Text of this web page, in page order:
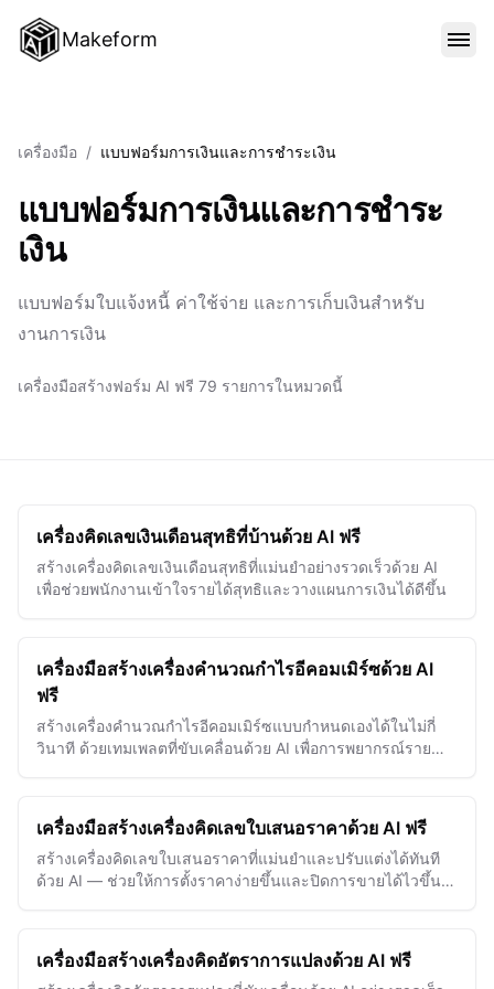
Makeform
เทมเพลต
บล็อก
ราคา
เครื่องมือ / แบบฟอร์มการเงินและการชำระเงิน
แบบฟอร์มการเงินและการชำระ
เงิน
แบบฟอร์มใบแจ้งหนี้ ค่าใช้จ่าย และการเก็บเงินสำหรับ
งานการเงิน
เครื่องมือสร้างฟอร์ม AI ฟรี 79 รายการในหมวดนี้
เครื่องคิดเลขเงินเดือนสุทธิที่บ้านด้วย AI ฟรี
สร้างเครื่องคิดเลขเงินเดือนสุทธิที่แม่นยำอย่างรวดเร็วด้วย AI
เพื่อช่วยพนักงานเข้าใจรายได้สุทธิและวางแผนการเงินได้ดีขึ้น
เครื่องมือสร้างเครื่องคำนวณกำไรอีคอมเมิร์ซด้วย AI
ฟรี
สร้างเครื่องคำนวณกำไรอีคอมเมิร์ซแบบกำหนดเองได้ในไม่กี่
วินาที ด้วยเทมเพลตที่ขับเคลื่อนด้วย AI เพื่อการพยากรณ์ราย
เครื่องมือสร้างเครื่องคิดเลขใบเสนอราคาด้วย AI ฟรี
สร้างเครื่องคิดเลขใบเสนอราคาที่แม่นยำและปรับแต่งได้ทันที
ด้วย AI — ช่วยให้การตั้งราคาง่ายขึ้นและปิดการขายได้ไวขึ้น
เครื่องมือสร้างเครื่องคิดอัตราการแปลงด้วย AI ฟรี